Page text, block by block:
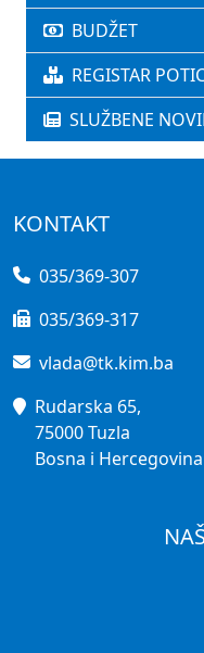
BUDŽET
REGISTAR
SLUŽBENE
KONTAKT
035/369-307
035/369-317
vlada@tk.kim.ba
Rudarska 65,
75000 Tuzla
Bosna i Hercegovina